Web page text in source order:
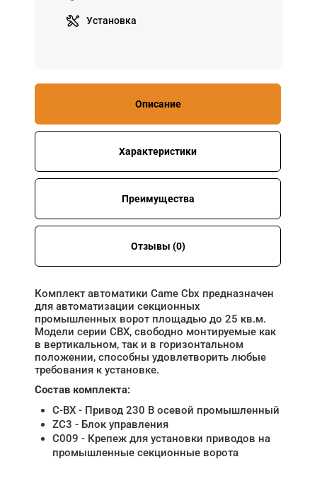
Установка
Описание
Характеристики
Преимущества
Отзывы (0)
Комплект автоматики Came Cbx предназначен
для автоматизации секционных
промышленных ворот площадью до 25 кв.м.
Модели серии CBX, свободно монтируемые как
в вертикальном, так и в горизонтальном
положении, способны удовлетворить любые
требования к установке.
Состав комплекта:
C-BX - Привод 230 В осевой промышленный
ZC3 - Блок управления
C009 - Крепеж для установки приводов на
промышленные секционные ворота